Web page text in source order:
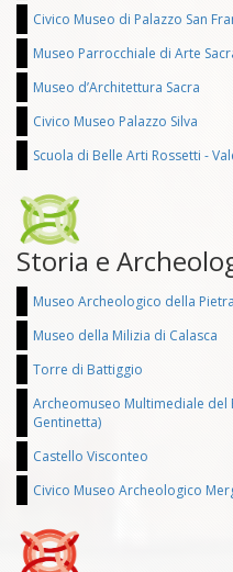
Civico Museo di Palazzo San
Museo Parrocchiale di Arte
Museo d’Architettura Sacra
Civico Museo Palazzo Silva
Scuola di Belle Arti Rossetti -
Storia e
Museo Archeologico della
Museo della Milizia di Calasca
Torre di Battiggio
Archeomuseo Multimediale del
Gentinetta)
Castello Visconteo
Civico Museo Archeologico